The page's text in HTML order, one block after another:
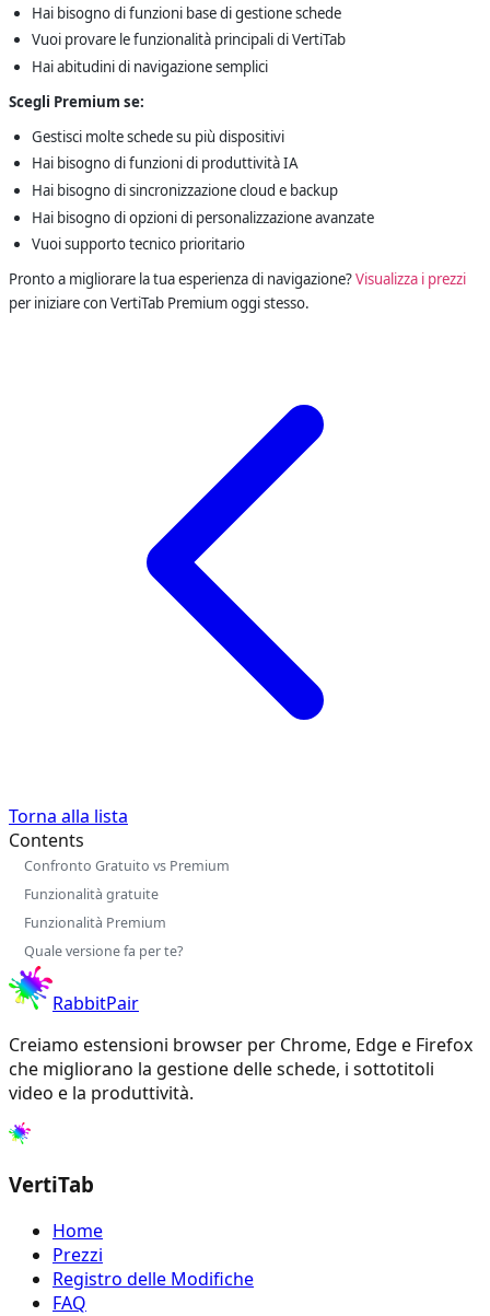
Hai bisogno di funzioni base di gestione schede
Vuoi provare le funzionalità principali di VertiTab
Hai abitudini di navigazione semplici
Scegli Premium se:
Gestisci molte schede su più dispositivi
Hai bisogno di funzioni di produttività IA
Hai bisogno di sincronizzazione cloud e backup
Hai bisogno di opzioni di personalizzazione avanzate
Vuoi supporto tecnico prioritario
Pronto a migliorare la tua esperienza di navigazione?Visualizza i prezzi
per iniziare con VertiTab Premium oggi stesso.
Torna alla lista
Contents
Confronto Gratuito vs Premium
Funzionalità gratuite
Funzionalità Premium
Quale versione fa per te?
RabbitPair
Creiamo estensioni browser per Chrome, Edge e Firefox
che migliorano la gestione delle schede, i sottotitoli
video e la produttività.
VertiTab
Home
Prezzi
Registro delle Modifiche
FAQ